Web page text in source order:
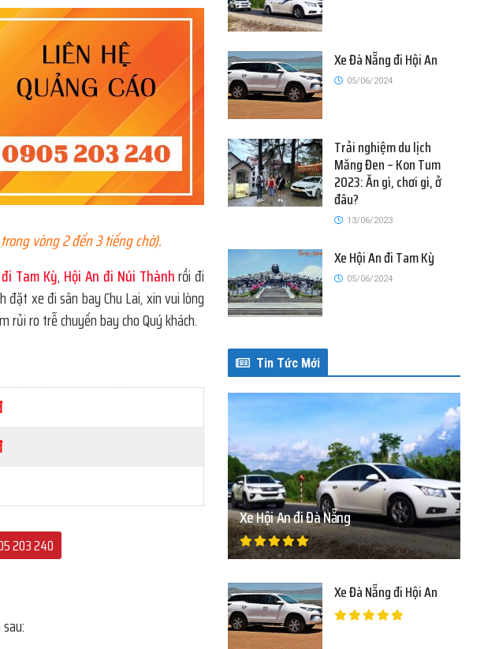
vòng 2 đến 3 tiếng chờ).
Tam Kỳ, Hội An đi Núi Thànhrồi đi
đặt xe đi sân bay Chu Lai, xin vui lòng
ro trễ chuyến bay cho Quý khách.
203 240
Xe Đà Nẵng đi Hội An
05/06/2024
Trải nghiệm du lịch
Măng Đen – Kon Tum
2023: Ăn gì, chơi gì, ở
đâu?
13/06/2023
Xe Hội An đi Tam Kỳ
05/06/2024
Tin Tức Mới
Xe Hội An đi Đà Nẵng
Xe Đà Nẵng đi Hội An